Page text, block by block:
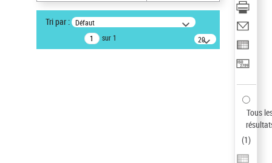
Type de notice d'autorité
Titre uniforme musical
Tri par : Défaut
sur 1
20
résultats/page
Tous
(1)